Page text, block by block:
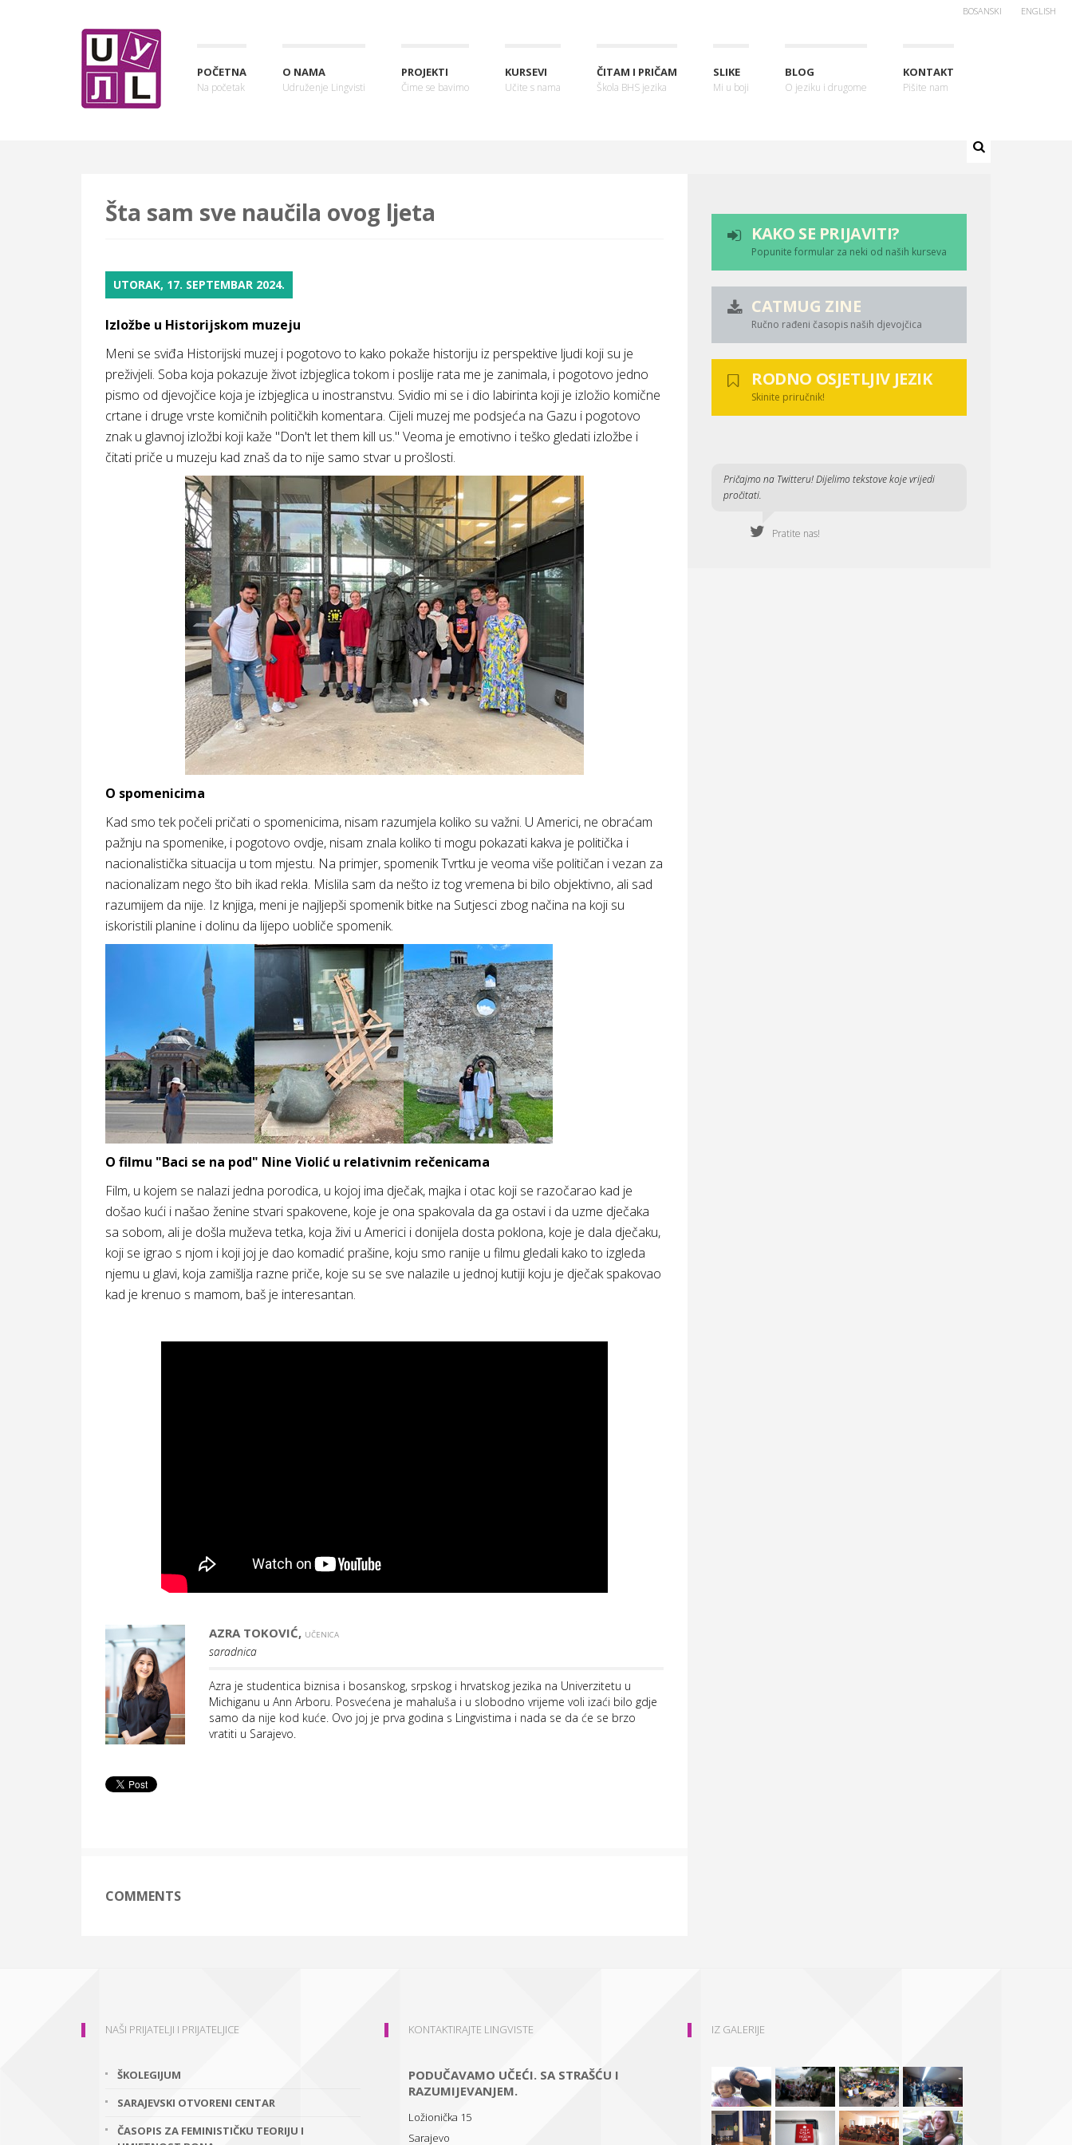
BOSANSKI ENGLISH
POČETNA
Na početak
O NAMA
Udruženje Lingvisti
PROJEKTI
Čime se bavimo
KURSEVI
Učite s nama
ČITAM I PRIČAM
Škola BHS jezika
SLIKE
Mi u boji
BLOG
O jeziku i drugome
KONTAKT
Pišite nam
Šta sam sve naučila ovog ljeta
UTORAK, 17. SEPTEMBAR 2024.
Izložbe u Historijskom muzeju
Meni se sviđa Historijski muzej i pogotovo to kako pokaže historiju iz perspektive ljudi koji su je
preživjeli. Soba koja pokazuje život izbjeglica tokom i poslije rata me je zanimala, i pogotovo jedno
pismo od djevojčice koja je izbjeglica u inostranstvu. Svidio mi se i dio labirinta koji je izložio komične
crtane i druge vrste komičnih političkih komentara. Cijeli muzej me podsjeća na Gazu i pogotovo
znak u glavnoj izložbi koji kaže "Don't let them kill us." Veoma je emotivno i teško gledati izložbe i
čitati priče u muzeju kad znaš da to nije samo stvar u prošlosti.
O spomenicima
Kad smo tek počeli pričati o spomenicima, nisam razumjela koliko su važni. U Americi, ne obraćam
pažnju na spomenike, i pogotovo ovdje, nisam znala koliko ti mogu pokazati kakva je politička i
nacionalistička situacija u tom mjestu. Na primjer, spomenik Tvrtku je veoma više političan i vezan za
nacionalizam nego što bih ikad rekla. Mislila sam da nešto iz tog vremena bi bilo objektivno, ali sad
razumijem da nije. Iz knjiga, meni je najljepši spomenik bitke na Sutjesci zbog načina na koji su
iskoristili planine i dolinu da lijepo uobliče spomenik.
O filmu "Baci se na pod" Nine Violić u relativnim rečenicama
Film, u kojem se nalazi jedna porodica, u kojoj ima dječak, majka i otac koji se razočarao kad je
došao kući i našao ženine stvari spakovene, koje je ona spakovala da ga ostavi i da uzme dječaka
sa sobom, ali je došla muževa tetka, koja živi u Americi i donijela dosta poklona, koje je dala dječaku,
koji se igrao s njom i koji joj je dao komadić prašine, koju smo ranije u filmu gledali kako to izgleda
njemu u glavi, koja zamišlja razne priče, koje su se sve nalazile u jednoj kutiji koju je dječak spakovao
kad je krenuo s mamom, baš je interesantan.
AZRA TOKOVIĆ, UČENICA
saradnica
Azra je studentica biznisa i bosanskog, srpskog i hrvatskog jezika na Univerzitetu u
Michiganu u Ann Arboru. Posvećena je mahaluša i u slobodno vrijeme voli izaći bilo gdje
samo da nije kod kuće. Ovo joj je prva godina s Lingvistima i nada se da će se brzo
vratiti u Sarajevo.
COMMENTS
KAKO SE PRIJAVITI?
Popunite formular za neki od naših kurseva
CATMUG ZINE
Ručno rađeni časopis naših djevojčica
RODNO OSJETLJIV JEZIK
Skinite priručnik!
Pričajmo na Twitteru! Dijelimo tekstove koje vrijedi
pročitati.
Pratite nas!
NAŠI PRIJATELJI I PRIJATELJICE
ŠKOLEGIJUM
SARAJEVSKI OTVORENI CENTAR
ČASOPIS ZA FEMINISTIČKU TEORIJU I
KONTAKTIRAJTE LINGVISTE
PODUČAVAMO UČEĆI. SA STRAŠĆU I
RAZUMIJEVANJEM.
Ložionička 15
Sarajevo
IZ GALERIJE